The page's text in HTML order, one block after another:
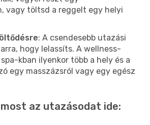
vagy töltsd a reggelt egy helyi
: A csendesebb utazási
hogy lelassíts. A wellness-
kban ilyenkor több a hely és a
egy masszázsról vagy egy egész
az utazásodat ide: